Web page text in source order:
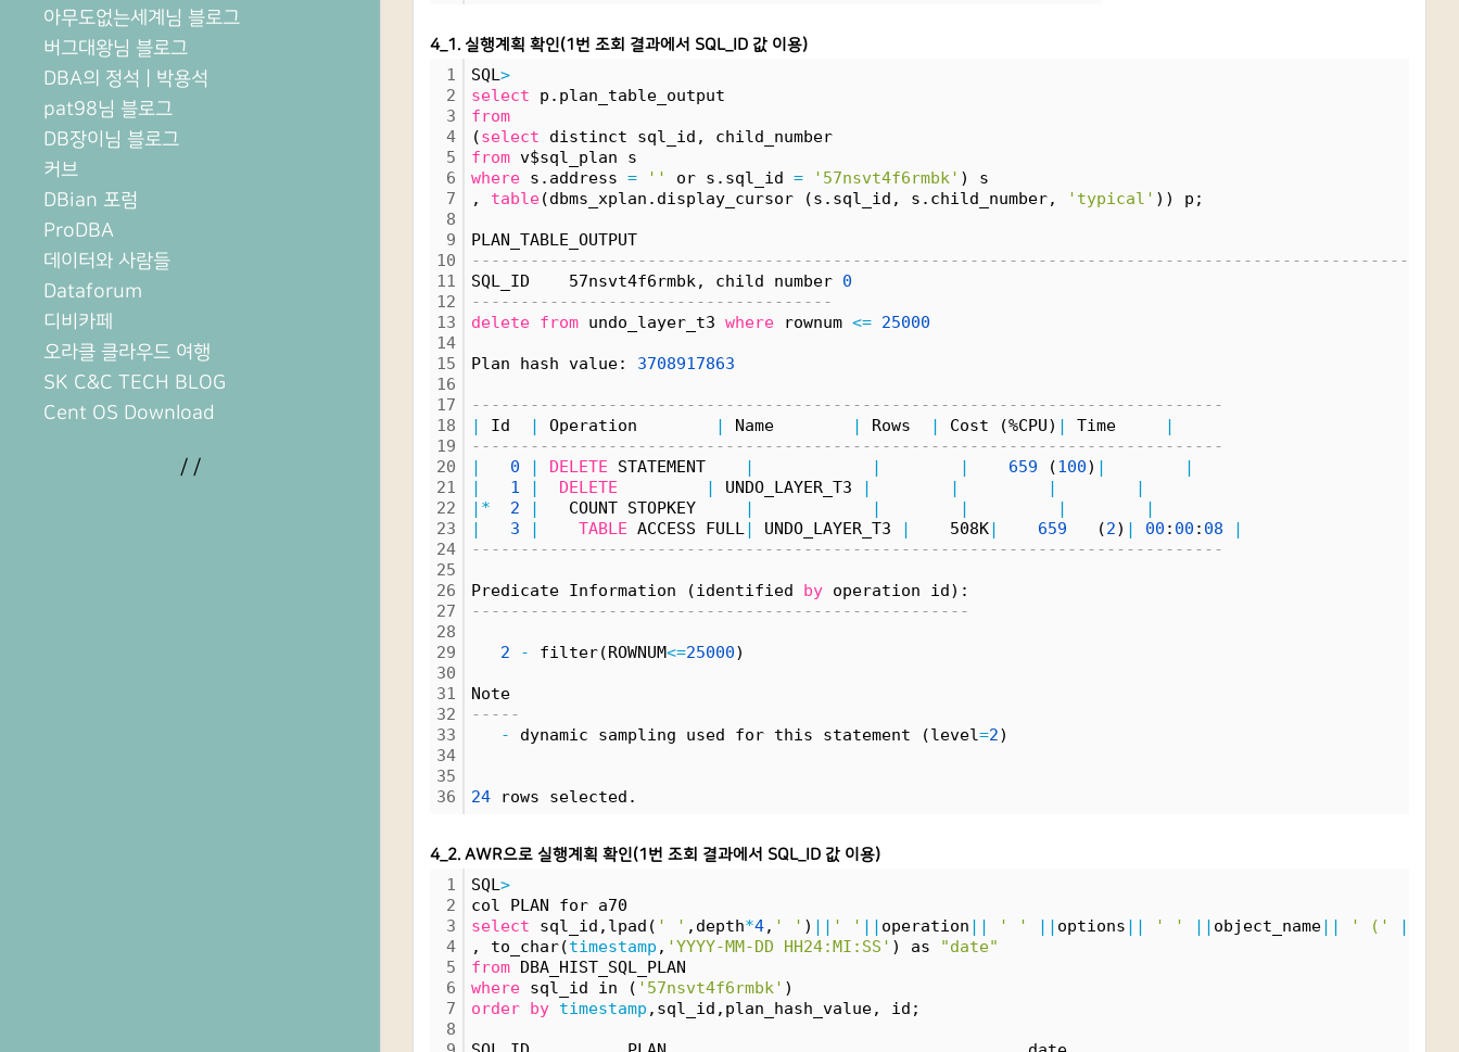
아무도없는세계님 블로그
버그대왕님 블로그
DBA의 정석 | 박용석
pat98님 블로그
DB장이님 블로그
커브
DBian 포럼
ProDBA
데이터와 사람들
Dataforum
디비카페
오라클 클라우드 여행
SK C&C TECH BLOG
Cent OS Download
/ /
4_1. 실행계획 확인(1번 조회 결과에서 SQL_ID 값 이용)
1
2
3
4
5
6
7
8
9
10
11
12
13
14
15
16
17
18
19
20
21
22
23
24
25
26
27
28
29
30
31
32
33
34
35
36
SQL>
select p.plan_table_output
from
(select distinct sql_id, child_number
from v$sql_plan s
where s.address = '' or s.sql_id = '57nsvt4f6rmbk' ) s
, table(dbms_xplan.display_cursor (s.sql_id, s.child_number, 'typical' )) p;
PLAN_TABLE_OUTPUT
SQL_ID    57nsvt4f6rmbk, child number 0
-------------------------------------
delete from undo_layer_t3 where rownum <= 25000
Plan hash value: 3708917863
-----------------------------------------------------------------------------
|
Id | Operation | Name | Rows | Cost (%CPU) | Time
|
-----------------------------------------------------------------------------
|
0 | DELETE STATEMENT | | | 659 (100) |
|
|
1 | DELETE | UNDO_LAYER_T3 | | |
|
| * 2 | COUNT STOPKEY | | | |
|
|
3 | TABLE ACCESS FULL| UNDO_LAYER_T3 | 508K| 659 (2) | 00 : 00 : 08
|
-----------------------------------------------------------------------------
Predicate Information (identified by operation id):
---------------------------------------------------
2 - filter(ROWNUM<=25000)
Note
-----
-
dynamic sampling used for this statement (level=2)
24 rows selected.
4_2. AWR으로 실행계획 확인(1번 조회 결과에서 SQL_ID 값 이용)
1
2
3
4
5
6
7
8
SQL>
col PLAN for a70
select sql_id,lpad( ' ' ,depth*4, ' ' ) | | ' ' | | operation | | ' ' | | options | | ' ' | | object_name| | ' (' |
, to_char(timestamp , 'YYYY-MM-DD HH24:MI:SS' ) as
"date"
from DBA_HIST_SQL_PLAN
where sql_id in ( '57nsvt4f6rmbk' )
order by timestamp ,sql_id,plan_hash_value, id;